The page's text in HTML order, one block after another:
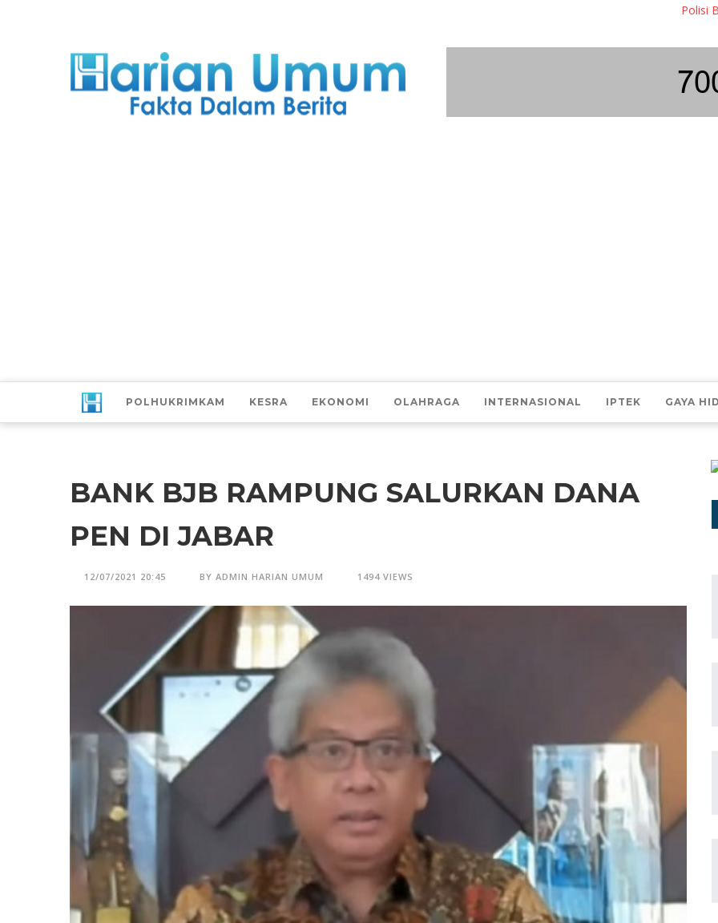
Polisi Bongkar
POLHUKRIMKAM KESRA EKONOMI OLAHRAGA INTERNASIONAL IPTEK GAYA
BANK BJB RAMPUNG SALURKAN DANA
PEN DI JABAR
12/07/2021 20:45 BY ADMIN HARIAN UMUM 1494 VIEWS